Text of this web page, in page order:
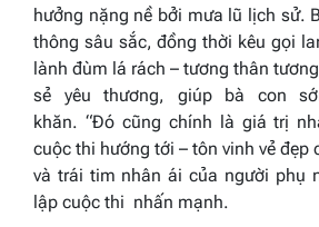
hưởng nặng nề bởi mưa lũ lịch sử.
thông sâu sắc, đồng thời kêu gọi
lành đùm lá rách – tương thân
sẻ yêu thương, giúp bà con
khăn. “Đó cũng chính là giá trị
cuộc thi hướng tới – tôn vinh vẻ đẹp
và trái tim nhân ái của người phụ
lập cuộc thi nhấn mạnh.